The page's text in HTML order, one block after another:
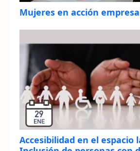
Mujeres en acción
Accesibilidad en el espacio